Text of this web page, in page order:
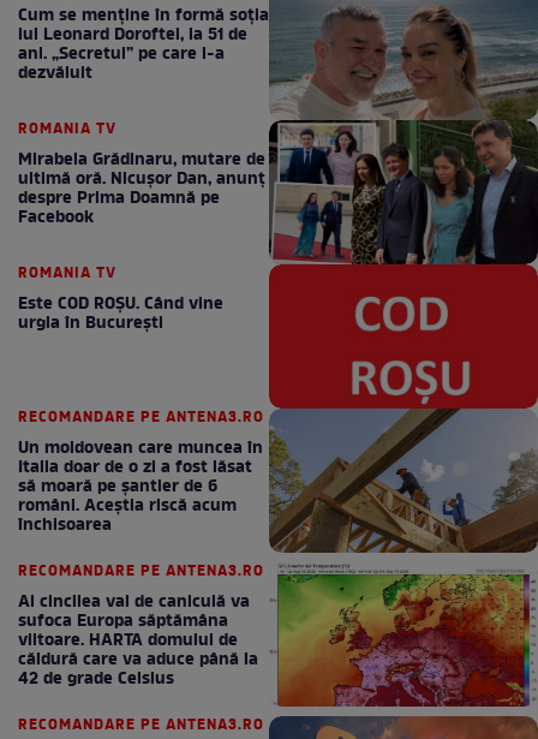
Cum se menţine în formă soţia
lui Leonard Doroftei, la 51 de
ani. „Secretul” pe care l-a
dezvăluit
ROMANIA TV
Mirabela Grădinaru, mutare de
ultimă oră. Nicuşor Dan, anunţ
despre Prima Doamnă pe
Facebook
ROMANIA TV
Este COD ROŞU. Când vine
urgia în Bucureşti
RECOMANDARE PE ANTENA3.RO
Un moldovean care muncea în
Italia doar de o zi a fost lăsat
să moară pe şantier de 6
români. Aceștia riscă acum
închisoarea
RECOMANDARE PE ANTENA3.RO
Al cincilea val de caniculă va
sufoca Europa săptămâna
viitoare. HARTA domului de
căldură care va aduce până la
42 de grade Celsius
RECOMANDARE PE ANTENA3.RO